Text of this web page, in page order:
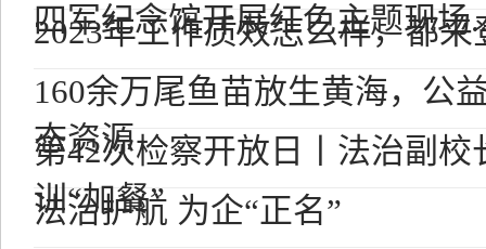
四军纪念馆开展红色主题现场
2023年工作质效怎么样，都来
160余万尾鱼苗放生黄海，公
态资源
第42次检察开放日丨法治副校
训“加餐”
法治护航 为企“正名”